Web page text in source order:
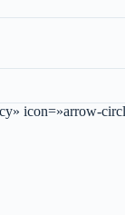
icon=»arrow-